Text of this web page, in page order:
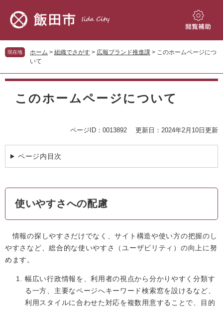
先
頭
す。
を
飛
し
閲
補
現在地 ホーム > 組織でさがす > 広報ブランド推進課 > このホームページにつ
いて
本
このホームページについて
ページID：0013892 更新日：2024年2月10日更新
ページ内目次
使いやすさへの配慮
情報の探しやすさだけでなく、サイト構造や使い方の把握のし
やすさなど、総合的な使いやすさ（ユーザビリティ）の向上に努
めます。
幅広い行政情報を、利用者の視点から分かりやすく分類す
る一方、主要なページへキーワード検索窓を設けるなど、
利用スタイルに合わせた対応を複数用意することで、目的